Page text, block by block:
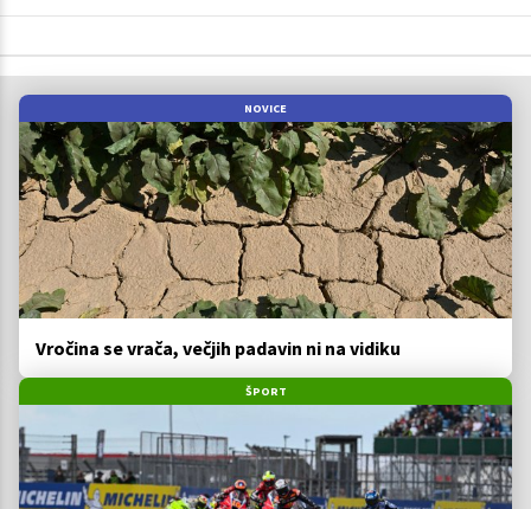
NOVICE
Vročina se vrača, večjih padavin ni na vidiku
ŠPORT